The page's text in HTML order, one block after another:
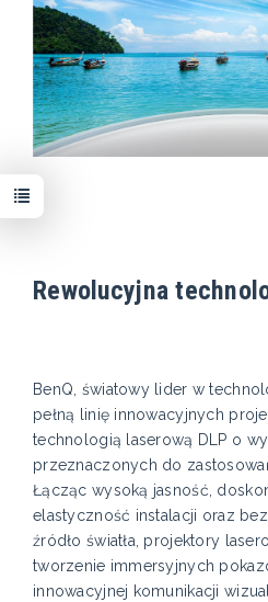
Rewolucyjna
BenQ, światowy lider w
pełną linię innowacyjnych
technologią laserową DLP o
przeznaczonych do
Łącząc wysoką jasność,
elastyczność instalacji oraz
źródło światła, projektory
tworzenie immersyjnych
innowacyjnej komunikacji